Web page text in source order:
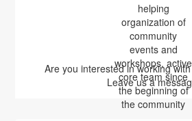
helping
organization of
community
events and
workshops, active
core team since
the beginning of
the community
Are you interested in working
Leave us a